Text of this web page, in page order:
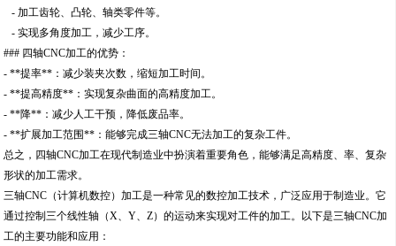
- 加工齿轮、凸轮、轴类零件等。
- 实现多角度加工，减少工序。
### 四轴CNC加工的优势：
- **提率**：减少装夹次数，缩短加工时间。
- **提高精度**：实现复杂曲面的高精度加工。
- **降**：减少人工干预，降低废品率。
- **扩展加工范围**：能够完成三轴CNC无法加工的复杂工件。
总之，四轴CNC加工在现代制造业中扮演着重要角色，能够满足高精度、率、复杂
形状的加工需求。
三轴CNC（计算机数控）加工是一种常见的数控加工技术，广泛应用于制造业。它
通过控制三个线性轴（X、Y、Z）的运动来实现对工件的加工。以下是三轴CNC加
工的主要功能和应用：